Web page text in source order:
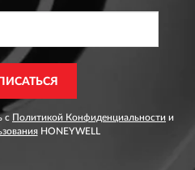
с Политикой Конфиденциальности и
HONEYWELL